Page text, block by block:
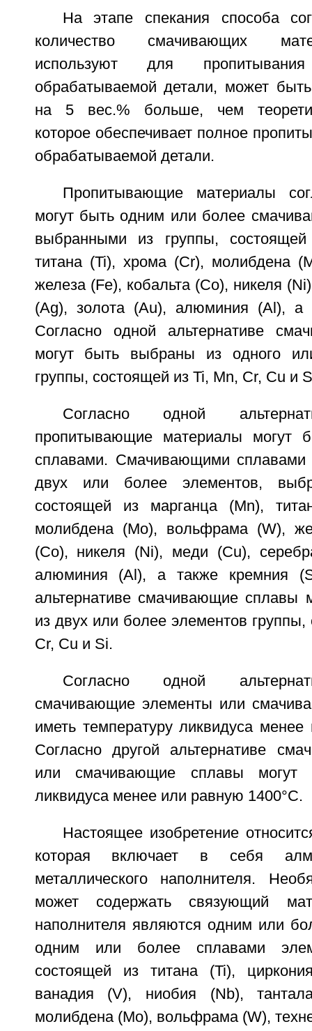
На этапе спекания способа
количество смачивающих
используют для
обрабатываемой детали, может
на 5 вес.% больше, чем
которое обеспечивает полное
обрабатываемой детали.
Пропитывающие материалы
могут быть одним или более
выбранными из группы,
титана (Ti), хрома (Cr), молибдена
железа (Fe), кобальта (Со), никеля
(Ag), золота (Au), алюминия (Al), а
Согласно одной альтернативе
могут быть выбраны из одного
группы, состоящей из Ti, Mn, Cr, Cu и
Согласно одной
пропитывающие материалы могут
сплавами. Смачивающими
двух или более элементов,
состоящей из марганца (Mn),
молибдена (Мо), вольфрама (W),
(Со), никеля (Ni), меди (Cu),
алюминия (Al), а также кремния
альтернативе смачивающие сплавы
из двух или более элементов
Cr, Cu и Si.
Согласно одной
смачивающие элементы или
иметь температуру ликвидуса
Согласно другой альтернативе
или смачивающие сплавы могут
ликвидуса менее или равную 1400°С.
Настоящее изобретение
которая включает в себя
металлического наполнителя.
может содержать связующий
наполнителя являются одним или
одним или более сплавами
состоящей из титана (Ti),
ванадия (V), ниобия (Nb),
молибдена (Мо), вольфрама (W),